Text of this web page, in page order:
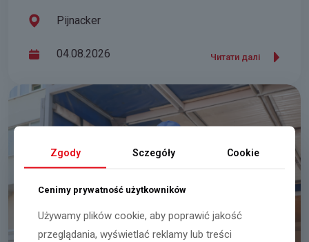
Pijnacker
04.08.2026 Читати далі
Zgody Sczegóły Cookie
Cenimy prywatność użytkowników
Używamy plików cookie, aby poprawić jakość
przeglądania, wyświetlać reklamy lub treści